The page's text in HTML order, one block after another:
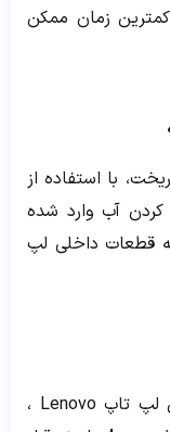
زمان ممکن
با استفاده از
آب وارد شده
قطعات داخلی لپ
در این مرحله از رفع مشکل آب خوردگی لپ تاپ Lenovo ،